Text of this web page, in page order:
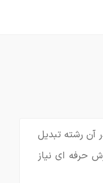
ای در آن رشته تبدیل
15 سال سابقه کار و ورزش حرفه ای نیاز